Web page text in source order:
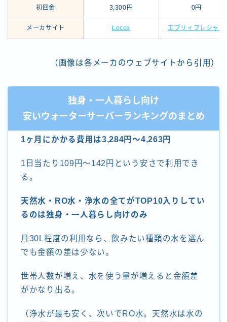
初回金 3,300円 0円
メーカサイト Locca エブリィフレシャス
（画像は各メーカのウェブサイトから引用）
独身・一人暮らし向け
安いウォーターサーバーランキングのまとめ
1ヶ月にかかる費用は3,284円～4,263円
1日当たり109円～142円という安さで利用でき
る。
天然水・RO水・浄水の全てがTOP10入りしてい
るのは独身・一人暮らし向けのみ
月30L程度の利用なら、飲みたい種類の水を選ん
でも金額の差は少ない。
世帯人数が増え、水を使う量が増えると金額差
がかなり出る。
（浄水が最も安く、次いでRO水。天然水は水の